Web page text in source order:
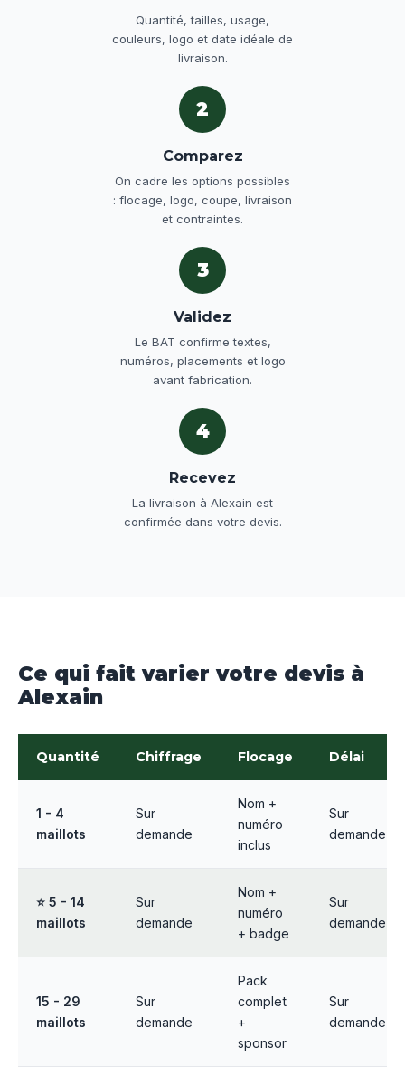
Quantité, tailles, usage,
couleurs, logo et date idéale de
livraison.
2
Comparez
On cadre les options possibles
: flocage, logo, coupe, livraison
et contraintes.
3
Validez
Le BAT confirme textes,
numéros, placements et logo
avant fabrication.
4
Recevez
La livraison à Alexain est
confirmée dans votre devis.
Ce qui fait varier votre devis à
Alexain
Quantité Chiffrage Flocage Délai
1 - 4
maillots
Sur
demande
Nom +
numéro
inclus
Sur
demande
⭐ 5 - 14
maillots
Sur
demande
Nom +
numéro
+ badge
Sur
demande
15 - 29
maillots
Sur
demande
Pack
complet
+
sponsor
Sur
demande